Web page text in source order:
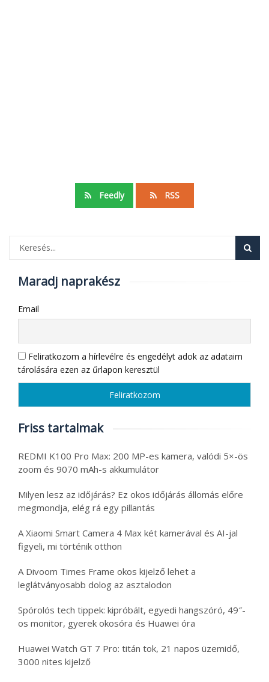
Feedly RSS
Maradj naprakész
Email
Feliratkozom a hírlevélre és engedélyt adok az adataim
tárolására ezen az űrlapon keresztül
Friss tartalmak
REDMI K100 Pro Max: 200 MP-es kamera, valódi 5×-ös
zoom és 9070 mAh-s akkumulátor
Milyen lesz az időjárás? Ez okos időjárás állomás előre
megmondja, elég rá egy pillantás
A Xiaomi Smart Camera 4 Max két kamerával és AI-jal
figyeli, mi történik otthon
A Divoom Times Frame okos kijelző lehet a
leglátványosabb dolog az asztalodon
Spórolós tech tippek: kipróbált, egyedi hangszóró, 49″-
os monitor, gyerek okosóra és Huawei óra
Huawei Watch GT 7 Pro: titán tok, 21 napos üzemidő,
3000 nites kijelző